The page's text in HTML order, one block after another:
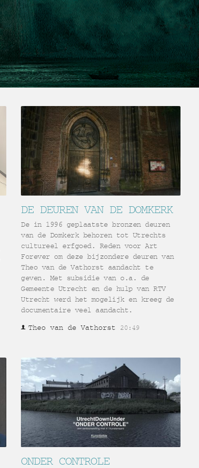
DE DEUREN VAN DE DOMKERK
De in 1996 geplaatste bronzen deuren
van de Domkerk behoren tot Utrechts
cultureel erfgoed. Reden voor Art
Forever om deze bijzondere deuren van
Theo van de Vathorst aandacht te
geven. Met subsidie van o.a. de
Gemeente Utrecht en de hulp van RTV
Utrecht werd het mogelijk en kreeg de
documentaire veel aandacht.
Theo van de Vathorst 20:49
ONDER CONTROLE